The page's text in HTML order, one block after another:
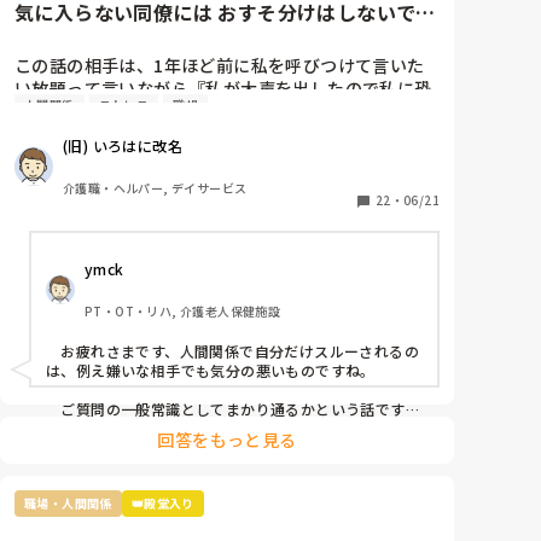
気に入らない同僚には おすそ分けはしないです
この話の相手は、1年ほど前に私を呼びつけて言いた
い放題って言いながら『私が大声を出したので私に恐
怖を感じ、仕事が一緒にできない』と因縁をつけてき
た 看護師Nなんですが…
当時、現場にいた関係者に事情聴取をした結果、 レク
リエーションも止まらなかったし、誰も仲裁には来な
かったので思ったほど大声を出しているようには聞こ
がなんと言っても、私は、あの時、大声を出されて恐
怖を感じた』とずっと言い続けていて、この話を境
に、敵意というより憎悪をむき出しにするようになっ
てきました。
そんなある日のことです。看護師Nがどこかに旅行に
行ってきたのでお土産をみんなの連絡用のレターケー
スの中に入れあったんですが、私のところにだけ入っ
ていなかったですね。
まあ、もらったところでお礼を言わなきゃいけないと
思うと貰わなくてよかったな。と思うのですが…
人間関係 ストレス 職場
(旧) いろはに改名
介護職・ヘルパー, デイサービス
22 ・ 06/21
ymck
PT・OT・リハ, 介護老人保健施設
お疲れさまです、人間関係で自分だけスルーされるの
は、例え嫌いな相手でも気分の悪いものですね。
ご質問の一般常識としてまかり通るかという話です
が、まかり通りはするけど別の意味で良くないことだと
思います。つまり、お土産誰に配るかは本人の自由では
ントに相当するということです。とはいえ「うっかり忘
れてた」可能性も否定できませんし、故意にのけ者にし
回答をもっと見る
職場・人間関係 👑殿堂入り